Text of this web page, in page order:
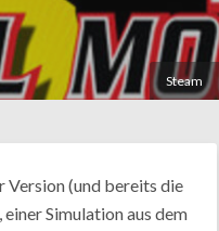
Steam
Version (und bereits die
Simulation aus dem